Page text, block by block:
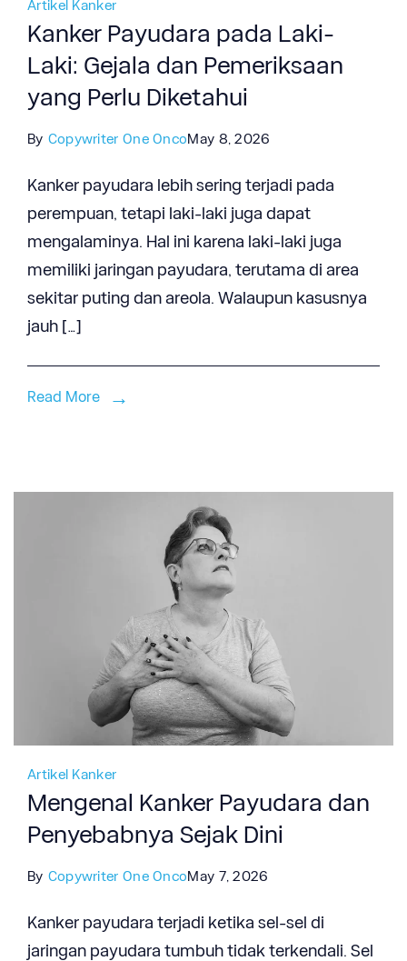
Artikel Kanker
Kanker Payudara pada Laki-
Laki: Gejala dan Pemeriksaan
yang Perlu Diketahui
By Copywriter One OncoMay 8, 2026
Kanker payudara lebih sering terjadi pada
perempuan, tetapi laki-laki juga dapat
mengalaminya. Hal ini karena laki-laki juga
memiliki jaringan payudara, terutama di area
sekitar puting dan areola. Walaupun kasusnya
jauh […]
Read More
Artikel Kanker
Mengenal Kanker Payudara dan
Penyebabnya Sejak Dini
By Copywriter One OncoMay 7, 2026
Kanker payudara terjadi ketika sel-sel di
jaringan payudara tumbuh tidak terkendali. Sel